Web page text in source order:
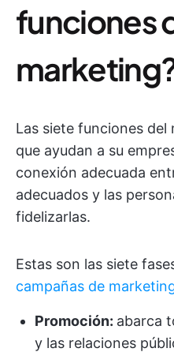
funciones
Las siete funciones
que ayudan a su
conexión adecuada
adecuados y las
fidelizarlas.
Estas son las siete
campañas de
Promoción: abarca
y las relaciones